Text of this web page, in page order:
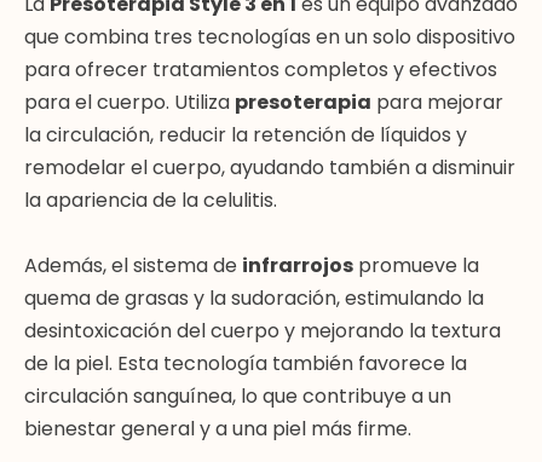
que combina tres tecnologías en un solo dispositivo
para ofrecer tratamientos completos y efectivos
para el cuerpo. Utiliza presoterapia para mejorar
la circulación, reducir la retención de líquidos y
remodelar el cuerpo, ayudando también a disminuir
la apariencia de la celulitis.
Además, el sistema de infrarrojos promueve la
quema de grasas y la sudoración, estimulando la
desintoxicación del cuerpo y mejorando la textura
de la piel. Esta tecnología también favorece la
circulación sanguínea, lo que contribuye a un
bienestar general y a una piel más firme.